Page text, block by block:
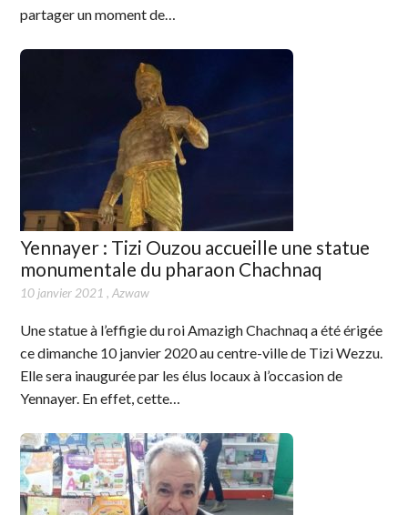
partager un moment de…
Yennayer : Tizi Ouzou accueille une statue
monumentale du pharaon Chachnaq
10 janvier 2021 ,Azwaw
Une statue à l’effigie du roi Amazigh Chachnaq a été érigée
ce dimanche 10 janvier 2020 au centre-ville de Tizi Wezzu.
Elle sera inaugurée par les élus locaux à l’occasion de
Yennayer. En effet, cette…